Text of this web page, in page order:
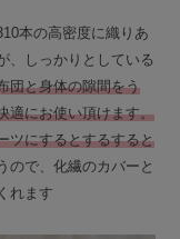
本の高密度に織りあ
、しっかりとしている
団と身体の隙間をう
適にお使い頂けます。
ツにするとするすると
ので、化繊のカバーと
れます